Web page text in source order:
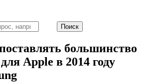
большинство
Apple в 2014 году